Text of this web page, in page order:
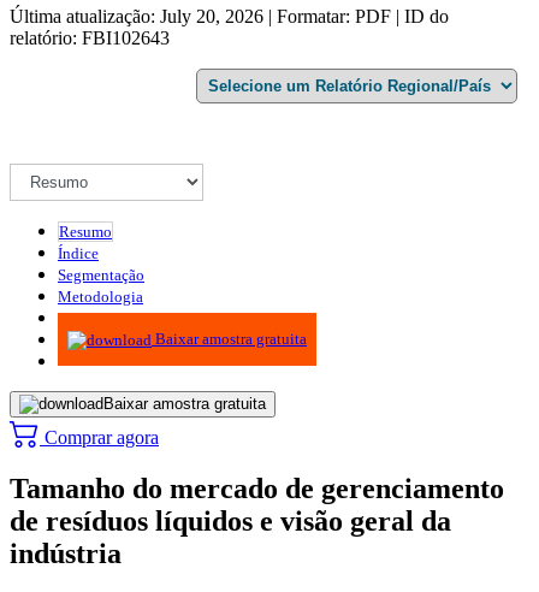
Última atualização: July 20, 2026 | Formatar: PDF | ID do
relatório: FBI102643
Resumo
Índice
Segmentação
Metodologia
Infográficos
Baixar amostra gratuita
Baixar amostra gratuita
Comprar agora
Tamanho do mercado de gerenciamento
de resíduos líquidos e visão geral da
indústria